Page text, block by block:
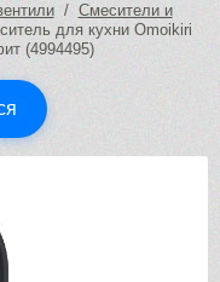
/ Смесители и
для кухни Omoikiri
(4994495)